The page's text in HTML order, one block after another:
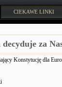
CIEKAWE LINKI
za
Konstytucję dla